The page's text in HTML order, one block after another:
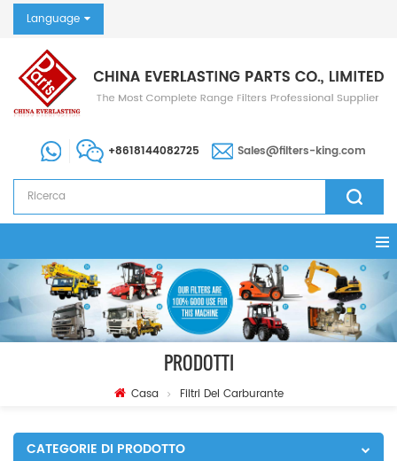
Language
+8618144082725 Sales@filters-king.com
PRODOTTI
Casa Filtri Del Carburante
CATEGORIE DI PRODOTTO